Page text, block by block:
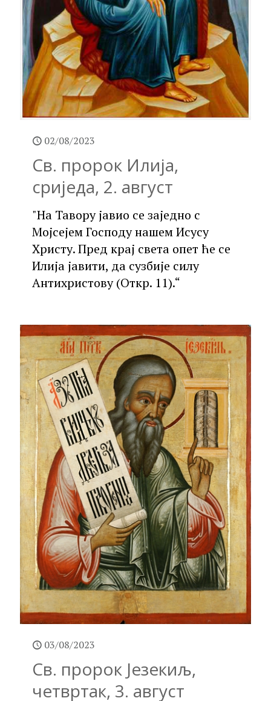
02/08/2023
Св. пророк Илија,
сриједа, 2. август
"На Тавору јавио се заједно с
Мојсејем Господу нашем Исусу
Христу. Пред крај света опет ће се
Илија јавити, да сузбије силу
Антихристову (Откр. 11).“
03/08/2023
Св. пророк Језекиљ,
четвртак, 3. август